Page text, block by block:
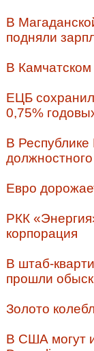
В
подняли
В Камчатском
ЕЦБ
0,75%
В
Евро
РКК
корпорация
В штаб-
прошли
Золото
В США могут